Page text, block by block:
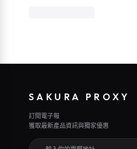
SAKURA PROXY
訂閱電子報
獲取最新產品資訊與獨家優惠